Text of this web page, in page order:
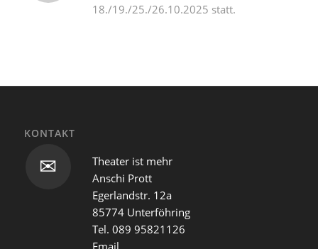
18./19./25./26.10.2025 statt.
KONTAKT
✉
Theater ist mehr
Anschi Prott
Egerlandstr. 12a
85774 Unterföhring
Tel. 089 95821126